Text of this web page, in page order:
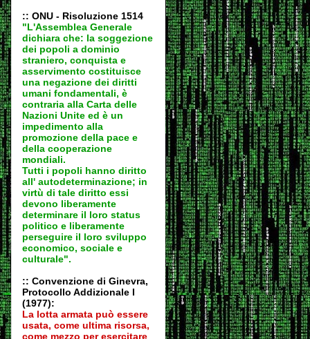
:: ONU - Risoluzione 1514
"L'Assemblea Generale
dichiara che: la soggezione
dei popoli a dominio
straniero, conquista e
asservimento costituisce
una negazione dei diritti
umani fondamentali, è
contraria alla Carta delle
Nazioni Unite ed è un
impedimento alla
promozione della pace e
della cooperazione
mondiali.
Tutti i popoli hanno diritto
all' autodeterminazione; in
virtù di tale diritto essi
devono liberamente
determinare il loro status
politico e liberamente
perseguire il loro sviluppo
economico, sociale e
culturale".
:: Convenzione di Ginevra,
Protocollo Addizionale I
(1977):
La lotta armata può essere
usata, come ultima risorsa,
come mezzo per esercitare